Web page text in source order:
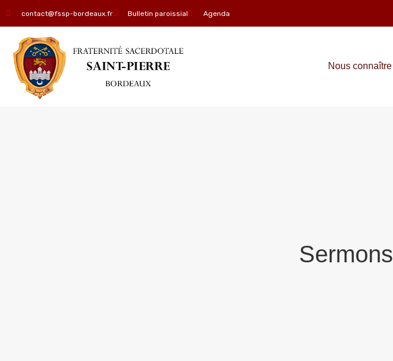
contact@fssp-bordeaux.fr Bulletin paroissial Agenda
Nous connaître
Sermons